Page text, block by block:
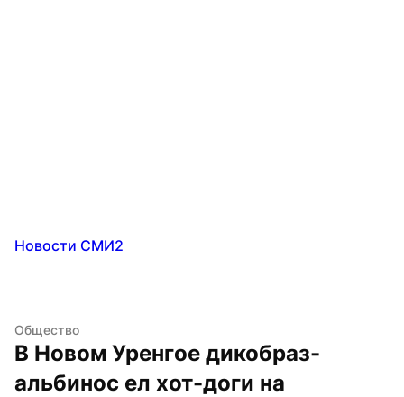
Новости СМИ2
Общество
В Новом Уренгое дикобраз-
альбинос ел хот-доги на